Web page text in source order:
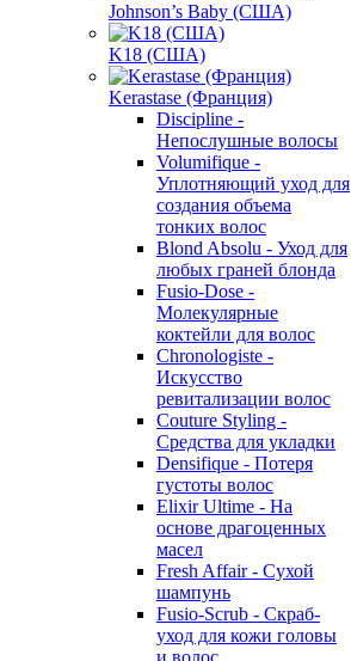
Johnson’s Baby (США)
K18 (США)
Kerastase (Франция)
Discipline -
Непослушные волосы
Volumifique -
Уплотняющий уход для
создания объема
тонких волос
Blond Absolu - Уход для
любых граней блонда
Fusio-Dose -
Молекулярные
коктейли для волос
Chronologiste -
Искусство
ревитализации волос
Couture Styling -
Средства для укладки
Densifique - Потеря
густоты волос
Elixir Ultime - На
основе драгоценных
масел
Fresh Affair - Сухой
шампунь
Fusio-Scrub - Скраб-
уход для кожи головы
и волос